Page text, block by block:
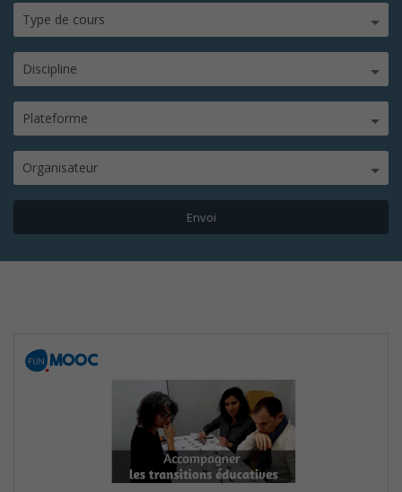
Type de cours
Discipline
Plateforme
Organisateur